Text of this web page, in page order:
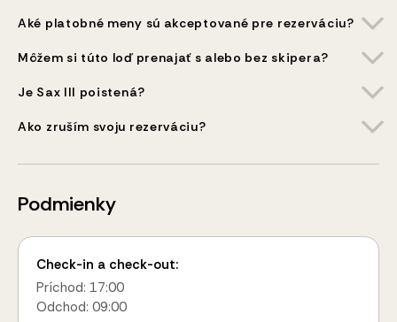
Aké platobné meny sú akceptované pre rezerváciu?
Môžem si túto loď prenajať s alebo bez skipera?
Je Sax III poistená?
Ako zruším svoju rezerváciu?
Podmienky
Check-in a check-out:
Príchod: 17:00
Odchod: 09:00